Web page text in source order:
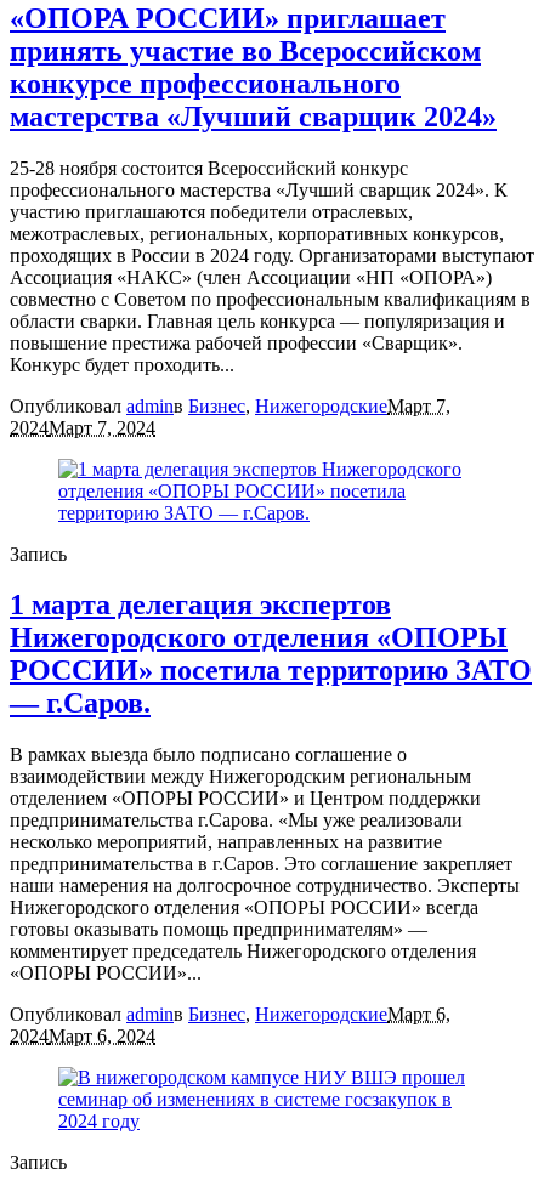
«ОПОРА РОССИИ» приглашает
принять участие во Всероссийском
конкурсе профессионального
мастерства «Лучший сварщик 2024»
25-28 ноября состоится Всероссийский конкурс
профессионального мастерства «Лучший сварщик 2024». К
участию приглашаются победители отраслевых,
межотраслевых, региональных, корпоративных конкурсов,
проходящих в России в 2024 году. Организаторами выступают
Ассоциация «НАКС» (член Ассоциации «НП «ОПОРА»)
совместно с Советом по профессиональным квалификациям в
области сварки. Главная цель конкурса — популяризация и
повышение престижа рабочей профессии «Сварщик».
Конкурс будет проходить...
Опубликовал adminв Бизнес, НижегородскиеМарт 7,
2024Март 7, 2024
Запись
1 марта делегация экспертов
Нижегородского отделения «ОПОРЫ
РОССИИ» посетила территорию ЗАТО
— г.Саров.
В рамках выезда было подписано соглашение о
взаимодействии между Нижегородским региональным
отделением «ОПОРЫ РОССИИ» и Центром поддержки
предпринимательства г.Сарова. «Мы уже реализовали
несколько мероприятий, направленных на развитие
предпринимательства в г.Саров. Это соглашение закрепляет
наши намерения на долгосрочное сотрудничество. Эксперты
Нижегородского отделения «ОПОРЫ РОССИИ» всегда
готовы оказывать помощь предпринимателям» —
комментирует председатель Нижегородского отделения
«ОПОРЫ РОССИИ»...
Опубликовал adminв Бизнес, НижегородскиеМарт 6,
2024Март 6, 2024
Запись